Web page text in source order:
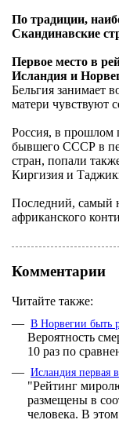
По традиции,
Скандинавские
Первое место в
Исландия и
Бельгия занимает
матери чувствуют
Россия, в прошлом
бывшего СССР в
стран, попали
Киргизия и
Последний, самый
африканского
Комментарии
Читайте также:
— В Норвегии быть
Вероятность
10 раз по
— Исландия первая
"Рейтинг
размещены в
человека. В